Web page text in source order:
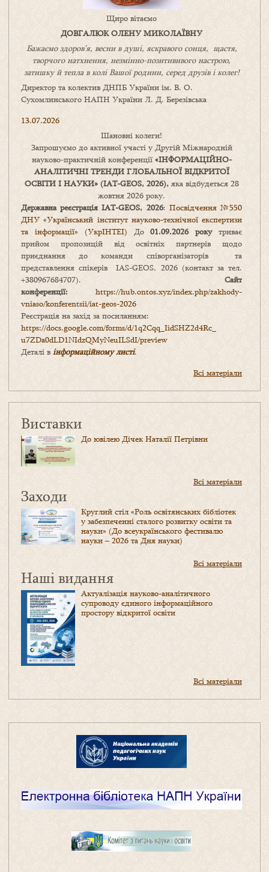
Щиро вітаємо
ДОВГАЛЮК ОЛЕНУ МИКОЛАЇВНУ
Бажаємо здоров’я, весни в душі, яскравого сонця, щастя,
творчого натхнення, незмінно-позитивнвого настрою,
затишкуйтепла в коліВашоїродини, серед друзів і колег!
Директор та колектив ДНПБ України ім. В. О.
Сухомлинського НАПН України Л. Д. Березівська
13.07.2026
Шановні колеги!
Запрошуємо до активної участі у Другій Міжнародній
науково-практичній конференції «ІНФОРМАЦІЙНО-
АНАЛІТИЧНІ ТРЕНДИ ГЛОБАЛЬНОЇ ВІДКРИТОЇ
ОСВІТИ І НАУКИ» (IAT-GEOS, 2026),яка відбудеться 28
жовтня 2026 року.
Державна реєстрація IAT-GEOS, 2026: Посвідчення №550
ДНУ «Український інститут науково-технічної експертизи
та інформації» (УкрІНТЕІ) До01.09.2026 рокутриває
прийом пропозицій від освітніх партнерів щодо
приєднання до команди співорганізаторів та
представлення спікерів IAS-GEOS, 2026 (контакт за тел.
+380967684707). Сайт
конференції: https://hub.ontos.xyz/index.php/zakhody-
vniaso/konferentsii/iat-geos-2026
Реєстрація на захід за посиланням:
https://docs.google.com/forms/d/1q2Cqq_IidSHZ2d4Rc_
u7ZDa0dLD1NIdzQMyNeuILSdI/preview
Деталі в інформаційному листі.
Всі матеріали
Виставки
До ювілею Дічек Наталії Петрівни
Всі матеріали
Заходи
Круглий стіл «Роль освітянських бібліотек
у забезпеченні сталого розвитку освіти та
науки» (До всеукраїнського фестивалю
науки – 2026 та Дня науки)
Всі матеріали
Наші видання
Актуалізація науково-аналітичного
супроводу єдиного інформаційного
простору відкритої освіти
Всі матеріали